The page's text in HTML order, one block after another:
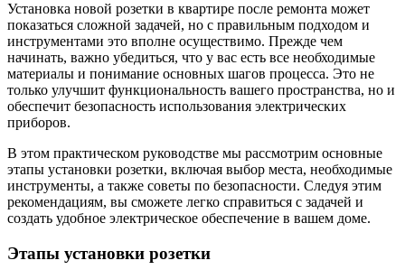
Установка новой розетки в квартире после ремонта может
показаться сложной задачей, но с правильным подходом и
инструментами это вполне осуществимо. Прежде чем
начинать, важно убедиться, что у вас есть все необходимые
материалы и понимание основных шагов процесса. Это не
только улучшит функциональность вашего пространства, но и
обеспечит безопасность использования электрических
приборов.
В этом практическом руководстве мы рассмотрим основные
этапы установки розетки, включая выбор места, необходимые
инструменты, а также советы по безопасности. Следуя этим
рекомендациям, вы сможете легко справиться с задачей и
создать удобное электрическое обеспечение в вашем доме.
Этапы установки розетки